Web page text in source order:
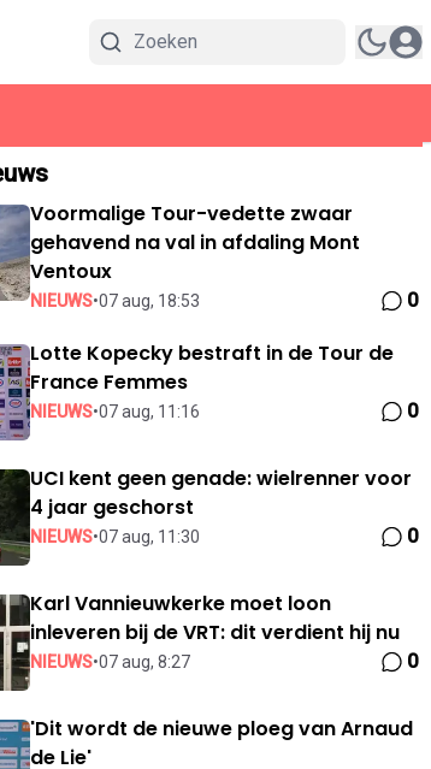
Voormalige Tour-vedette zwaar
gehavend na val in afdaling Mont
Ventoux
NIEUWS•07 aug, 18:53 0
Lotte Kopecky bestraft in de Tour de
France Femmes
NIEUWS•07 aug, 11:16 0
UCI kent geen genade: wielrenner voor
4 jaar geschorst
NIEUWS•07 aug, 11:30 0
Karl Vannieuwkerke moet loon
inleveren bij de VRT: dit verdient hij nu
NIEUWS•07 aug, 8:27 0
'Dit wordt de nieuwe ploeg van Arnaud
de Lie'